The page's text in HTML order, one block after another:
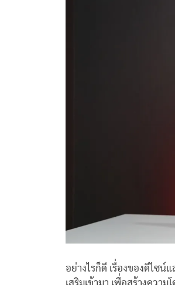
อย่างไรก็ดี เรื่องของดีไซน์
เสริมเข้ามา เพื่อสร้างควา